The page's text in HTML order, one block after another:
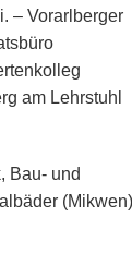
– Vorarlberger
am Lehrstuhl
Bau- und